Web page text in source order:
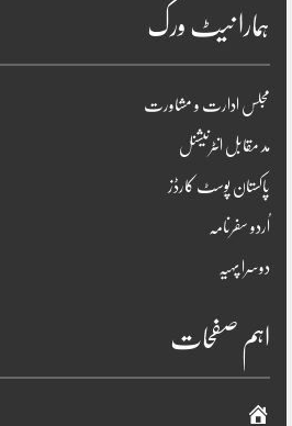
ہمارا نیٹ ورک
مجلس ادارت و مشاورت
مد مقابل انٹرنیشنل
پاکستان پوسٹ کارڈز
اُردو سفرنامہ
دوسرا پہیہ
اہم صفحات
صفحہ